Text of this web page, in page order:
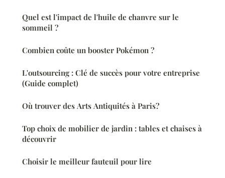
Quel est l'impact de l'huile de chanvre sur le
sommeil ?
Combien coûte un booster Pokémon ?
L'outsourcing : Clé de succès pour votre entreprise
(Guide complet)
Où trouver des Arts Antiquités à Paris?
Top choix de mobilier de jardin : tables et chaises à
découvrir
Choisir le meilleur fauteuil pour lire